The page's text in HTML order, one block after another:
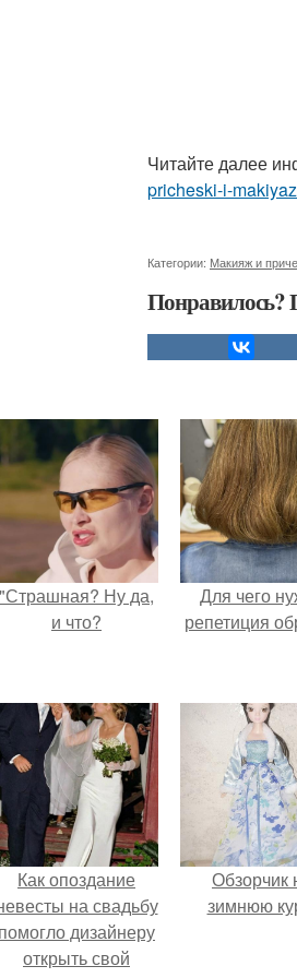
Читайте далее
pricheski-i-
Категории: Макияж и
Понравилось?
"Страшная? Ну да,
и что?
Для чего
репетиция
Как опоздание
на свадьбу
помогло дизайнеру
открыть свой
Обзорчик
зимнюю